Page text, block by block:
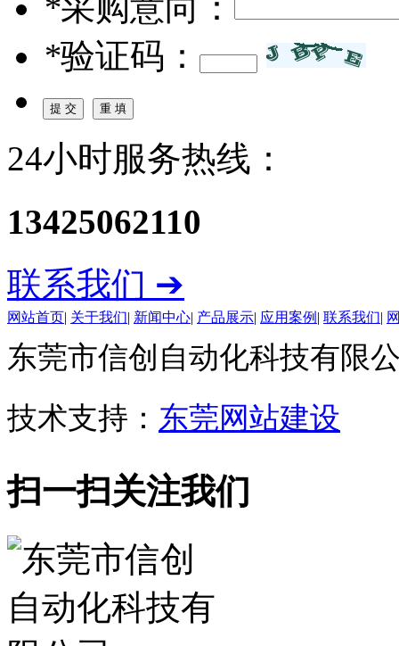
*验证码：
24小时服务热线：
13425062110
联系我们 ➔
网站首页| 关于我们| 新闻中心| 产品展示| 应用案例 | 联系我们|
东莞市信创自动化科技有限
技术支持： 东莞网站建设
扫一扫关注我们